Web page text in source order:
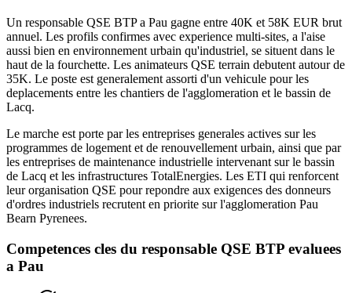
Un responsable QSE BTP a Pau gagne entre 40K et 58K EUR brut
annuel. Les profils confirmes avec experience multi-sites, a l'aise
aussi bien en environnement urbain qu'industriel, se situent dans le
haut de la fourchette. Les animateurs QSE terrain debutent autour de
35K. Le poste est generalement assorti d'un vehicule pour les
deplacements entre les chantiers de l'agglomeration et le bassin de
Lacq.
Le marche est porte par les entreprises generales actives sur les
programmes de logement et de renouvellement urbain, ainsi que par
les entreprises de maintenance industrielle intervenant sur le bassin
de Lacq et les infrastructures TotalEnergies. Les ETI qui renforcent
leur organisation QSE pour repondre aux exigences des donneurs
d'ordres industriels recrutent en priorite sur l'agglomeration Pau
Bearn Pyrenees.
Competences cles du responsable QSE BTP evaluees
a Pau